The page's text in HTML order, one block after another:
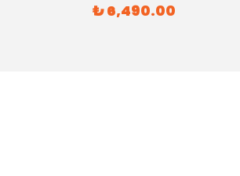
₺ 6,490.00